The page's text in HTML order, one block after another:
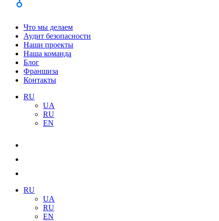
Что мы делаем
Аудит безопасности
Наши проекты
Наша команда
Блог
Франшиза
Контакты
RU
UA
RU
EN
RU
UA
RU
EN